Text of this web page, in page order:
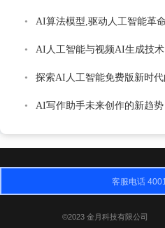
AI算法模型,驱动人工智能革
AI人工智能与视频AI生成技术
探索AI人工智能免费版新时
AI写作助手未来创作的新趋势
客服电话
©2023 金月科技有限公司